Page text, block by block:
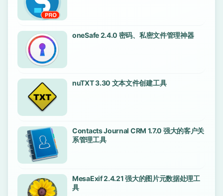
oneSafe 2.4.0 密码、私密文件管理神器
nuTXT 3.30 文本文件创建工具
Contacts Journal CRM 1.7.0 强大的客户关
系管理工具
MesaExif 2.4.21 强大的图片元数据处理工
具